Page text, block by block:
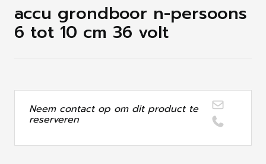
accu grondboor n-persoons
6 tot 10 cm 36 volt
Neem contact op om dit product te
reserveren